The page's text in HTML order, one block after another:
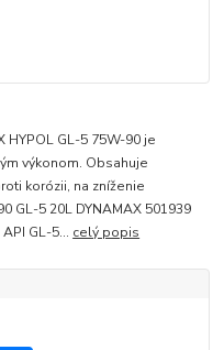
GL-5 75W-90 je
výkonom. Obsahuje
korózii, na zníženie
GL-5 20L DYNAMAX 501939
GL-5... celý popis